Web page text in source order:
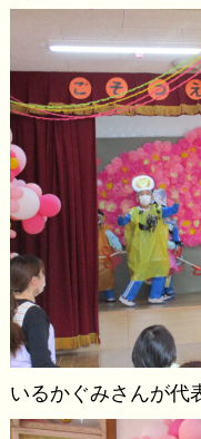
いるかぐみさんが代